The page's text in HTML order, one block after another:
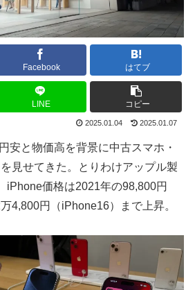
Facebook はてブ
LINE コピー
2025.01.04 2025.01.07
安と物価高を背景に中古スマホ・
見せてきた。とりわけアップル製
iPhone価格は2021年の98,800円
4,800円（iPhone16）まで上昇。